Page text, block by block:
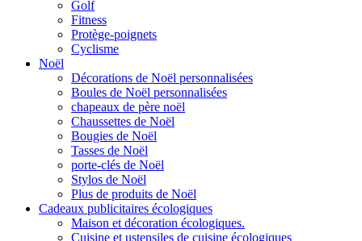
Golf
Fitness
Protège-poignets
Cyclisme
Noël
Décorations de Noël personnalisées
Boules de Noël personnalisées
chapeaux de père noël
Chaussettes de Noël
Bougies de Noël
Tasses de Noël
porte-clés de Noël
Stylos de Noël
Plus de produits de Noël
Cadeaux publicitaires écologiques
Maison et décoration écologiques.
Cuisine et ustensiles de cuisine écologiques